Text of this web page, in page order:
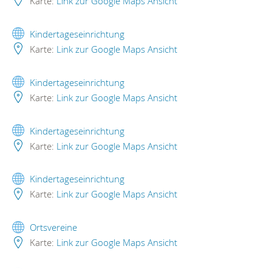
Kindertageseinrichtung
Karte: Link zur Google Maps Ansicht
Kindertageseinrichtung
Karte: Link zur Google Maps Ansicht
Kindertageseinrichtung
Karte: Link zur Google Maps Ansicht
Kindertageseinrichtung
Karte: Link zur Google Maps Ansicht
Ortsvereine
Karte: Link zur Google Maps Ansicht